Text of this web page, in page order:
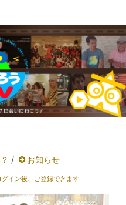
/
お知らせ
グイン後、ご登録できます